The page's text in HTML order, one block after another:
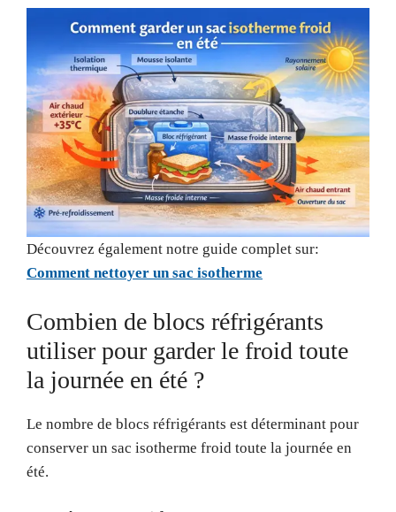
Découvrez également notre guide complet sur:
Comment nettoyer un sac isotherme
Combien de blocs réfrigérants
utiliser pour garder le froid toute
la journée en été ?
Le nombre de blocs réfrigérants est déterminant pour
conserver un sac isotherme froid toute la journée en
été.